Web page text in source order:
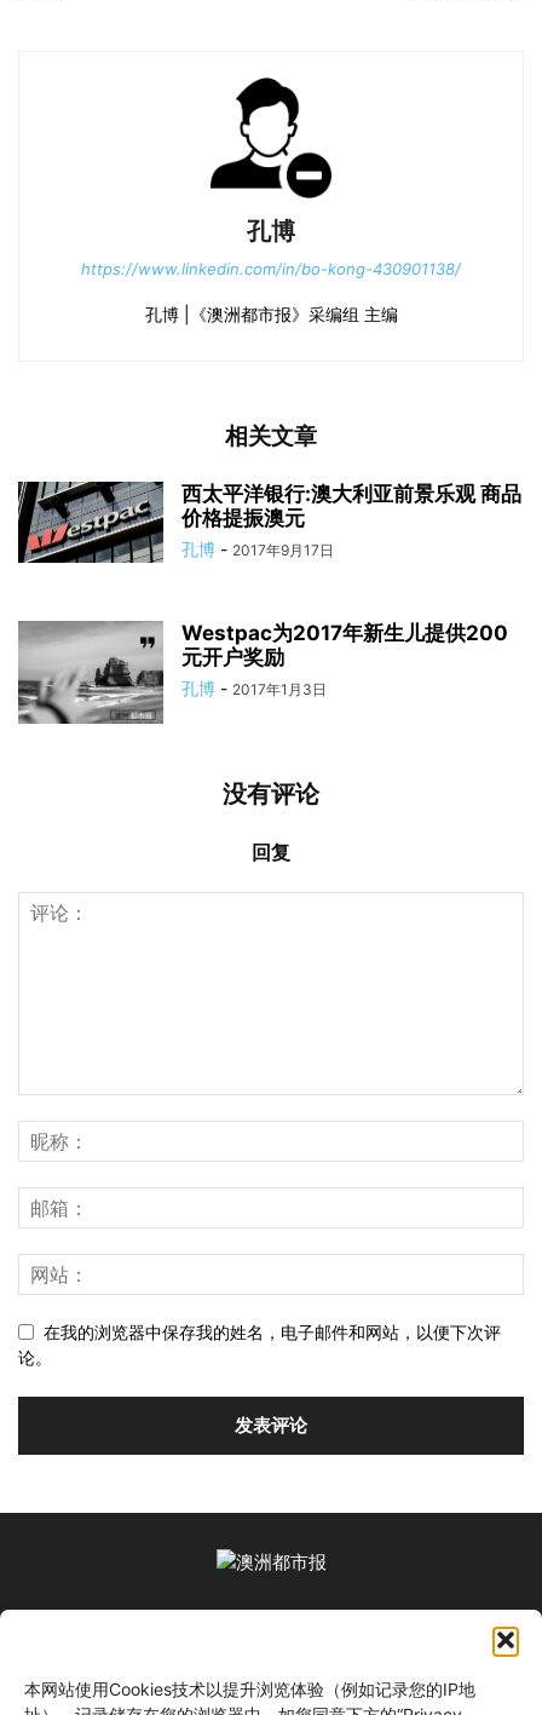
本网站使用Cookies技术以提升浏览体验（例如记录您的IP地
孔博
https://www.linkedin.com/in/bo-kong-430901138/
孔博 |《澳洲都市报》采编组 主编
相关文章
西太平洋银行:澳大利亚前景乐观 商品
价格提振澳元
孔博 - 2017年9月17日
Westpac为2017年新生儿提供200
元开户奖励
孔博 - 2017年1月3日
没有评论
回复
在我的浏览器中保存我的姓名，电子邮件和网站，以便下次评
论。
关注我们